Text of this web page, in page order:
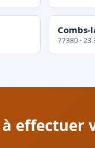
Combs-
77380 · 23
effectuer